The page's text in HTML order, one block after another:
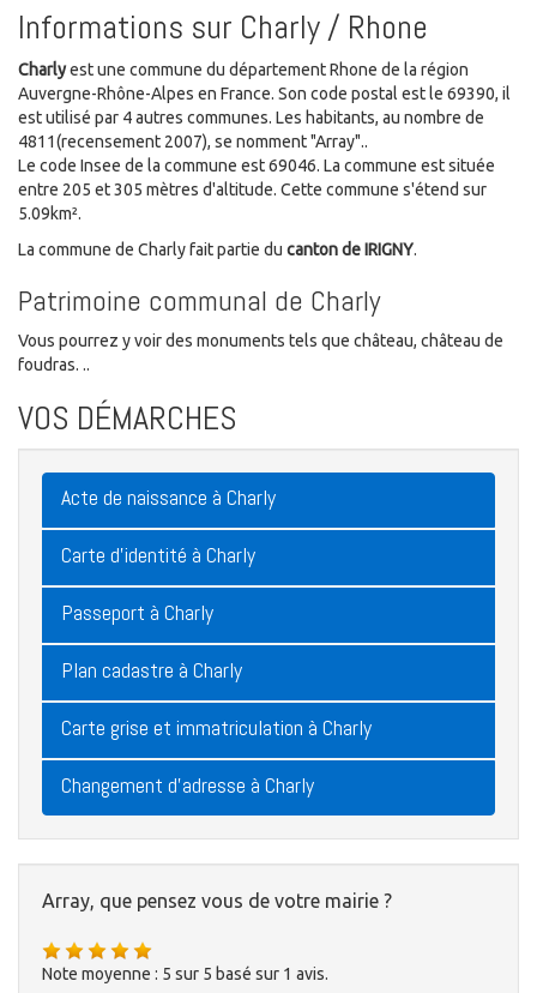
Informations sur Charly / Rhone
Charlyest une commune du département Rhone de la région
Auvergne-Rhône-Alpes en France. Son code postal est le 69390, il
est utilisé par 4 autres communes. Les habitants, au nombre de
4811(recensement 2007), se nomment "Array"..
Le code Insee de la commune est 69046. La commune est située
entre 205 et 305 mètres d'altitude. Cette commune s'étend sur
5.09km².
La commune de Charly fait partie du canton de IRIGNY.
Patrimoine communal de Charly
Vous pourrez y voir des monuments tels que château, château de
foudras. ..
VOS DÉMARCHES
Acte de naissance à Charly
Carte d'identité à Charly
Passeport à Charly
Plan cadastre à Charly
Carte grise et immatriculation à Charly
Changement d'adresse à Charly
Array, que pensez vous de votre mairie ?
Note moyenne : 5 sur 5 basé sur 1 avis.